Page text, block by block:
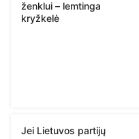
ženklui – lemtinga
kryžkelė
Jei Lietuvos partijų